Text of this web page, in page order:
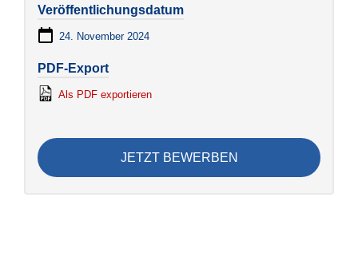
Veröffentlichungsdatum
24. November 2024
PDF-Export
Als PDF exportieren
JETZT BEWERBEN